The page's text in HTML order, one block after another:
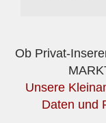
Ob Privat-
Unsere
Daten und